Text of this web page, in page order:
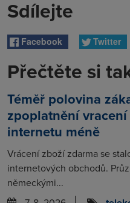
Sdílejte
Facebook Twitter
Přečtěte si
Téměř polovina
zpoplatnění
internetu méně
Vrácení zboží zdarma se
internetových obchodů.
německými...